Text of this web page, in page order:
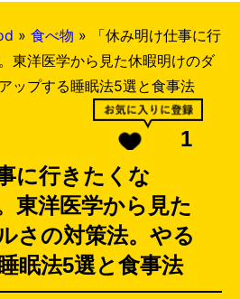
» 食べ物 »
「休み明け仕事に行
東洋医学から見た休暇明けのダ
ップする睡眠法5選と食事法
1
に行きたくな
東洋医学から見た
さの対策法。やる
眠法5選と食事法